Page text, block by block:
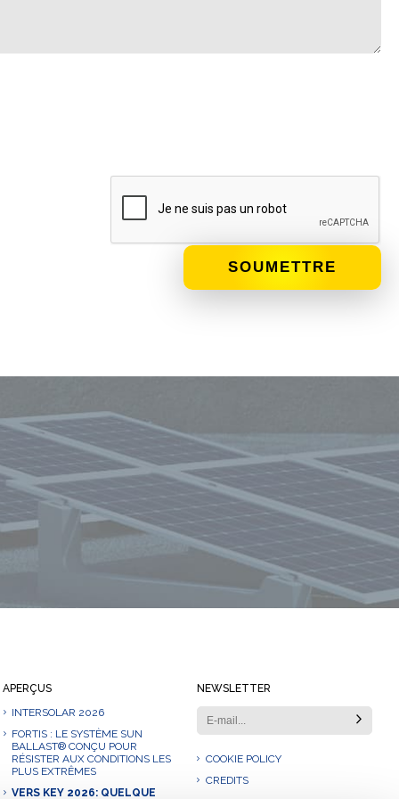
Restez toujours informé
APERÇUS
INTERSOLAR 2026
FORTIS : LE SYSTÈME SUN
BALLAST® CONÇU POUR
RÉSISTER AUX CONDITIONS LES
PLUS EXTRÊMES
VERS KEY 2026: QUELQUE
NEWSLETTER
COOKIE POLICY
CREDITS